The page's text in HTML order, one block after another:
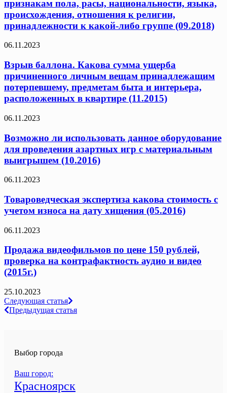
признакам пола, расы, национальности, языка,
происхождения, отношения к религии,
принадлежности к какой-либо группе (09.2018)
06.11.2023
Взрыв баллона. Какова сумма ущерба
причиненного личным вещам принадлежащим
потерпевшему, предметам быта и интерьера,
расположенных в квартире (11.2015)
06.11.2023
Возможно ли использовать данное оборудование
для проведения азартных игр с материальным
выигрышем (10.2016)
06.11.2023
Товароведческая экспертиза какова стоимость с
учетом износа на дату хищения (05.2016)
06.11.2023
Продажа видеофильмов по цене 150 рублей,
проверка на контрафактность аудио и видео
(2015г.)
25.10.2023
Навигация
по
Следующая статья
Предыдущая статья
Выбор города
Ваш город:
Красноярск